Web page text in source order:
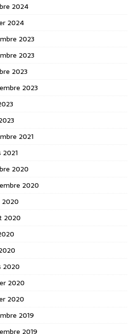
2024
2024
2023
2023
2023
2023
2021
2020
2020
2020
2020
2020
2020
2019
2019